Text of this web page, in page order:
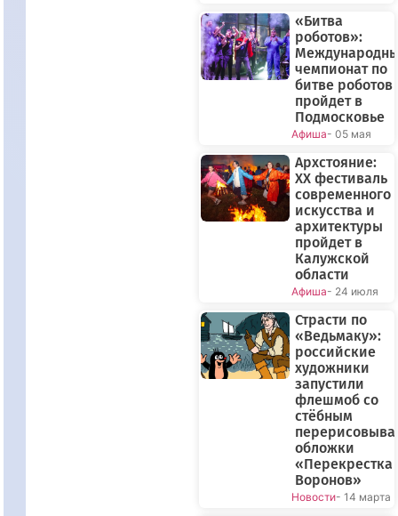
«Битва
роботов»:
чемпионат по
битве роботов
пройдет в
Подмосковье
Афиша- 05 мая
Архстояние:
XX фестиваль
современного
искусства и
архитектуры
пройдет в
Калужской
области
Афиша- 24 июля
Страсти по
«Ведьмаку»:
российские
художники
запустили
флешмоб со
стёбным
обложки
«Перекрестка
Воронов»
Новости- 14 марта